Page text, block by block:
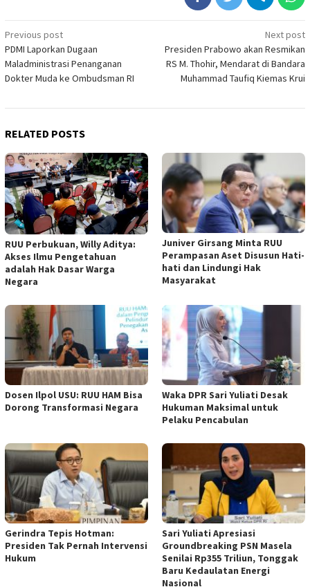
Post
navigation
Previous post
PDMI Laporkan Dugaan
Maladministrasi Penanganan
Dokter Muda ke Ombudsman RI
Next post
Presiden Prabowo akan Resmikan
RS M. Thohir, Mendarat di Bandara
Muhammad Taufiq Kiemas Krui
RELATED POSTS
RUU Perbukuan, Willy Aditya:
Akses Ilmu Pengetahuan
adalah Hak Dasar Warga
Negara
Juniver Girsang Minta RUU
Perampasan Aset Disusun Hati-
hati dan Lindungi Hak
Masyarakat
Dosen Ilpol USU: RUU HAM Bisa
Dorong Transformasi Negara
Waka DPR Sari Yuliati Desak
Hukuman Maksimal untuk
Pelaku Pencabulan
Gerindra Tepis Hotman:
Presiden Tak Pernah Intervensi
Hukum
Sari Yuliati Apresiasi
Groundbreaking PSN Masela
Senilai Rp355 Triliun, Tonggak
Baru Kedaulatan Energi
Nasional